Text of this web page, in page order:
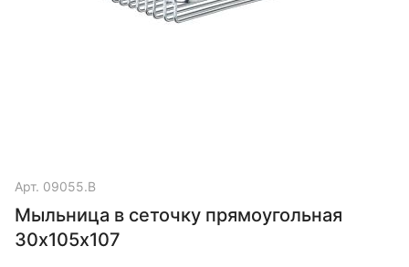
Арт. 09055.B
Мыльница в сеточку прямоугольная
30х105х107